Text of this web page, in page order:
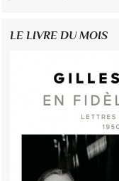
LE LIVRE DU MOIS